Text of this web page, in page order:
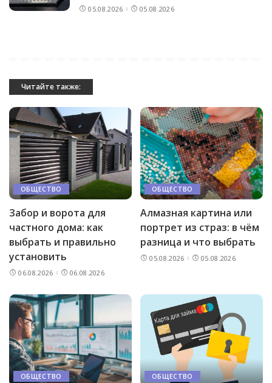
05.08.2026 05.08.2026
Читайте также:
ОБЩЕСТВО
Забор и ворота для
частного дома: как
выбрать и правильно
установить
06.08.2026 06.08.2026
ОБЩЕСТВО
Алмазная картина или
портрет из страз: в чём
разница и что выбрать
05.08.2026 05.08.2026
ОБЩЕСТВО ОБЩЕСТВО